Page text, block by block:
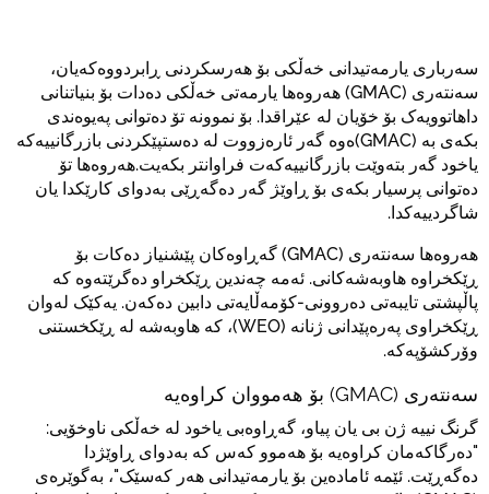
سەرباری یارمەتیدانی خەڵکی بۆ هەرسکردنی ڕابردووەکەیان،
سەنتەری (GMAC) هەروەها یارمەتی خەڵکی دەدات بۆ بنیاتنانی
داهاتوویەک بۆ خۆیان لە عێراقدا. بۆ نموونە تۆ دەتوانی پەیوەندی
بکەی بە (GMAC)ەوە گەر ئارەزووت لە دەستپێکردنی بازرگانییەکە
یاخود گەر بتەوێت بازرگانییەکەت فراوانتر بکەیت.هەروەها تۆ
دەتوانی پرسیار بکەی بۆ ڕاوێژ گەر دەگەڕێی بەدوای کارێکدا یان
شاگردییەکدا.
هەروەها سەنتەری (GMAC) گەڕاوەکان پێشنیاز دەکات بۆ
ڕێکخراوە هاوبەشەکانی. ئەمە چەندین ڕێکخراو دەگرێتەوە کە
پاڵپشتی تایبەتی دەروونی-کۆمەڵایەتی دابین دەکەن. یەکێک لەوان
ڕێکخراوی پەرەپێدانی ژنانە (WEO)، کە هاوبەشە لە ڕێکخستنی
وۆرکشۆپەکە.
سەنتەری (GMAC) بۆ هەمووان کراوەیە
گرنگ نییە ژن بی یان پیاو، گەڕاوەبی یاخود لە خەڵکی ناوخۆیی:
"دەرگاکەمان کراوەیە بۆ هەموو کەس کە بەدوای ڕاوێژدا
دەگەڕێت. ئێمە ئامادەین بۆ یارمەتیدانی هەر کەسێک"، بەگوێرەی